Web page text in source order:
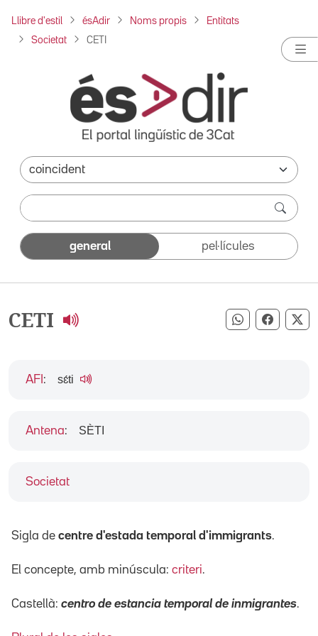
Llibre d'estil ésAdir Noms propis Entitats
Societat CETI
general pel·lícules
CETI Compartir
Societat
AFI : sɛ́ti
Antena: SÈTI
Sigla de centre d'estada temporal d'immigrants.
El concepte, amb minúscula: criteri.
Castellà: centro de estancia temporal de inmigrantes.